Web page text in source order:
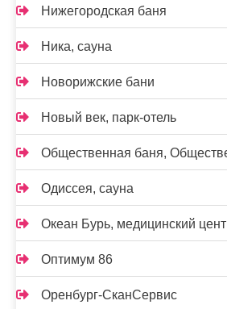
Нижегородская баня
Ника, сауна
Новорижские бани
Новый век, парк-отель
Общественная баня,
Одиссея, сауна
Океан Бурь, медицинский
Оптимум 86
Оренбург-СканСервис